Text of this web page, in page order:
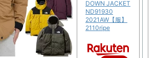
DOWN JACKET
ND91930
2021AW【服】
2110ripe